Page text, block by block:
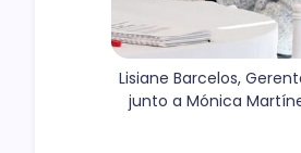
Lisiane Barcelos,
junto a Mónica